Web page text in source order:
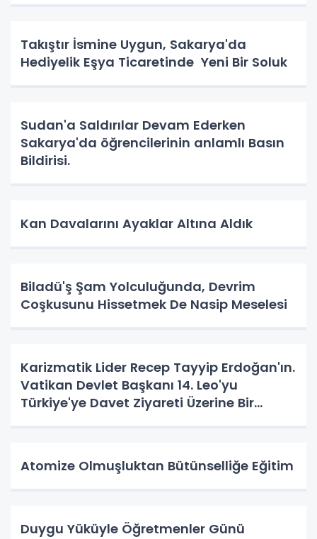
Takıştır İsmine Uygun, Sakarya'da
Hediyelik Eşya Ticaretinde Yeni Bir Soluk
Sudan'a Saldırılar Devam Ederken
Sakarya'da öğrencilerinin anlamlı Basın
Bildirisi.
Kan Davalarını Ayaklar Altına Aldık
Biladü'ş Şam Yolculuğunda, Devrim
Coşkusunu Hissetmek De Nasip Meselesi
Karizmatik Lider Recep Tayyip Erdoğan'ın.
Vatikan Devlet Başkanı 14. Leo'yu
Türkiye'ye Davet Ziyareti Üzerine Bir
Atomize Olmuşluktan Bütünselliğe Eğitim
Duygu Yüküyle Öğretmenler Günü